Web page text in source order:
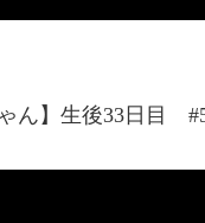
ん】生後33日目